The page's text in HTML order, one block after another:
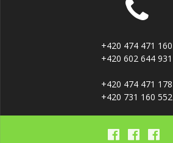
+420 474 471 160
+420 602 644 931
+420 474 471 178
+420 731 160 552